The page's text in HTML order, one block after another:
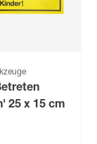
25 x 15 cm